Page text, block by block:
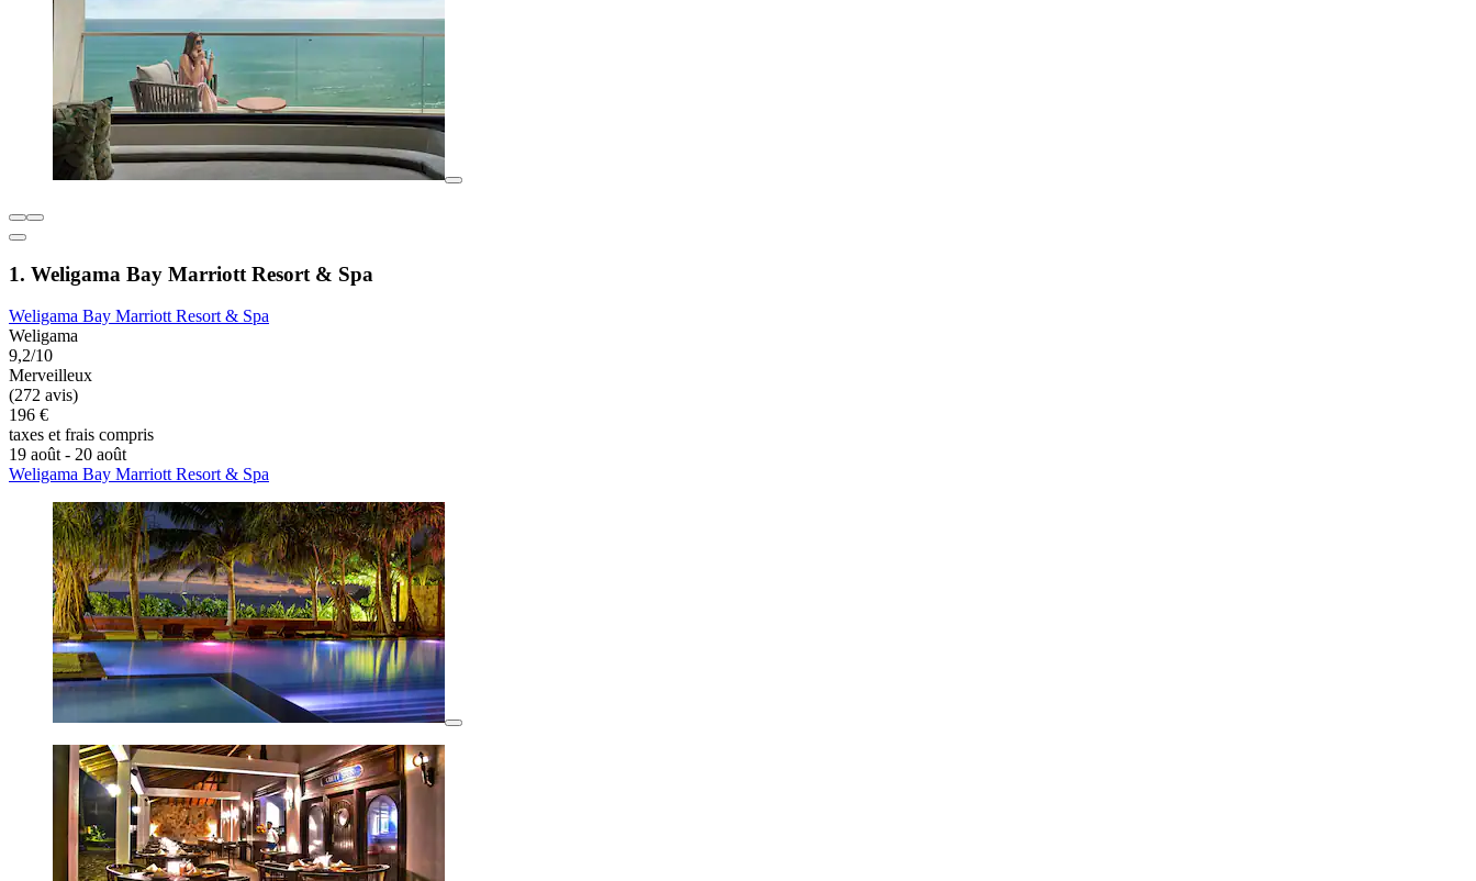
1. Weligama Bay Marriott Resort & Spa
Weligama Bay Marriott Resort & Spa
Weligama
9,2/10
Merveilleux
(272 avis)
196 €
taxes et frais compris
19 août - 20 août
Weligama Bay Marriott Resort & Spa